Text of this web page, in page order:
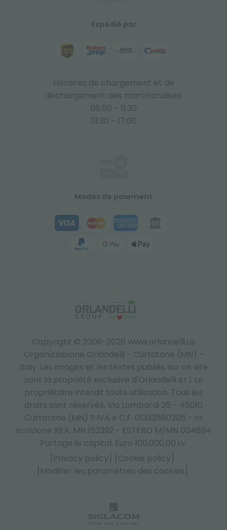
Copyright © 2009-2026 www.orlandelli.us
Organizzazione Orlandelli - Curtatone (MN) -
Italy. Les images et les textes publiés sur ce site
sont la propriété exclusive d'Orlandelli s.r.l. Le
propriétaire interdit toute utilisation. Tous les
droits sont réservés. Via Lombardi 26 - 46010
Curtatone (MN) P.IVA e C.F. 01333580205 - nr
iscrizione REA: MN 152392 - ESTERO M/MN 004894
Partage le capital: Euro 100.000,00 i.v.
[Privacy policy]
[Cookie policy]
[Modifier les paramètres des cookies]
Expédié par
Horaires de chargement et de
déchargement des marchandises:
08:00 - 11:30
13:30 - 17:00
Modes de paiement